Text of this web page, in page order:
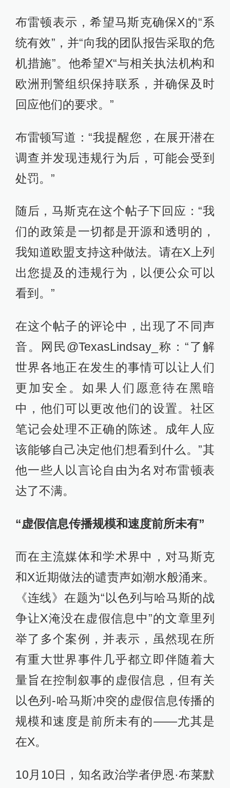
布雷顿表示，希望马斯克确保X的“系
统有效”，并“向我的团队报告采取的危
机措施”。他希望X“与相关执法机构和
欧洲刑警组织保持联系，并确保及时
回应他们的要求。”
布雷顿写道：“我提醒您，在展开潜在
调查并发现违规行为后，可能会受到
处罚。”
随后，马斯克在这个帖子下回应：“我
们的政策是一切都是开源和透明的，
我知道欧盟支持这种做法。请在X上列
出您提及的违规行为，以便公众可以
看到。”
在这个帖子的评论中，出现了不同声
音。网民@TexasLindsay_称：“了解
世界各地正在发生的事情可以让人们
更加安全。如果人们愿意待在黑暗
中，他们可以更改他们的设置。社区
笔记会处理不正确的陈述。成年人应
该能够自己决定他们想看到什么。”其
他一些人以言论自由为名对布雷顿表
达了不满。
“虚假信息传播规模和速度前所未有”
而在主流媒体和学术界中，对马斯克
和X近期做法的谴责声如潮水般涌来。
《连线》在题为“以色列与哈马斯的战
争让X淹没在虚假信息中”的文章里列
举了多个案例，并表示，虽然现在所
有重大世界事件几乎都立即伴随着大
量旨在控制叙事的虚假信息，但有关
以色列-哈马斯冲突的虚假信息传播的
规模和速度是前所未有的——尤其是
在X。
10月10日，知名政治学者伊恩·布莱默